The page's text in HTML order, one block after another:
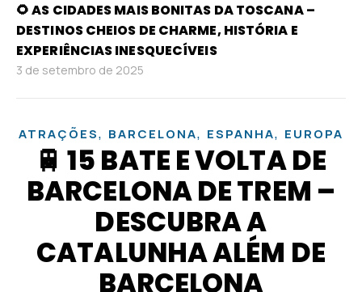
🌻 AS CIDADES MAIS BONITAS DA TOSCANA –
DESTINOS CHEIOS DE CHARME, HISTÓRIA E
EXPERIÊNCIAS INESQUECÍVEIS
3 de setembro de 2025
ATRAÇÕES, BARCELONA, ESPANHA, EUROPA
🚆 15 BATE E VOLTA DE
BARCELONA DE TREM –
DESCUBRA A
CATALUNHA ALÉM DE
BARCELONA